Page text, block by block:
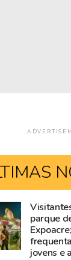
parque
jovens e